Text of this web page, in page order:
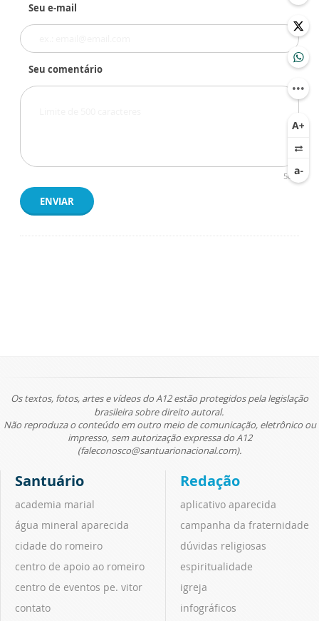
Seu e-mail
Seu comentário
500
ENVIAR
Os textos, fotos, artes e vídeos do A12 estão protegidos pela legislação
brasileira sobre direito autoral.
Não reproduza o conteúdo em outro meio de comunicação, eletrônico ou
impresso, sem autorização expressa do A12
(faleconosco@santuarionacional.com).
Santuário
academia marial
água mineral aparecida
cidade do romeiro
centro de apoio ao romeiro
centro de eventos pe. vitor
contato
Redação
aplicativo aparecida
campanha da fraternidade
dúvidas religiosas
espiritualidade
igreja
infográficos